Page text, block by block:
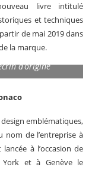
livre intitulé
et techniques
de mai 2019 dans
la marque.
d’origine
emblématiques,
nom de l’entreprise à
à l’occasion de
York et à Genève le